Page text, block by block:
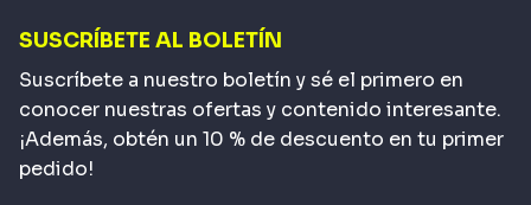
SUSCRÍBETE AL BOLETÍN
Suscríbete a nuestro boletín y sé el primero en
conocer nuestras ofertas y contenido interesante.
¡Además, obtén un 10 % de descuento en tu primer
pedido!